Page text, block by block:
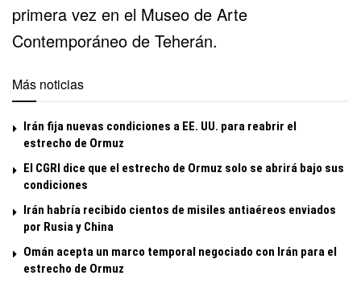
primera vez en el Museo de Arte
Contemporáneo de Teherán.
Más noticias
Irán fija nuevas condiciones a EE. UU. para reabrir el
estrecho de Ormuz
El CGRI dice que el estrecho de Ormuz solo se abrirá bajo sus
condiciones
Irán habría recibido cientos de misiles antiaéreos enviados
por Rusia y China
Omán acepta un marco temporal negociado con Irán para el
estrecho de Ormuz